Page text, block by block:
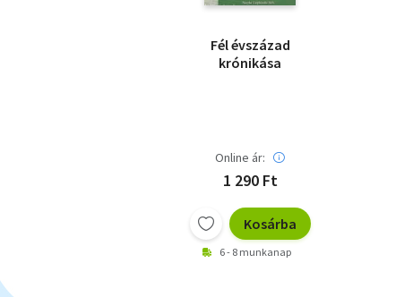
Fél évszázad
krónikása
Online ár:
1 290 Ft
Kosárba
6 - 8 munkanap